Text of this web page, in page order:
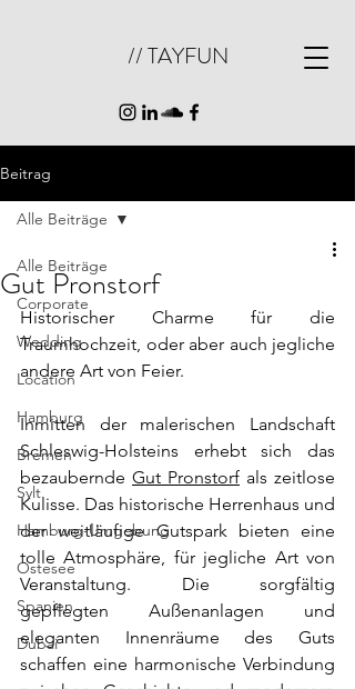
// TAYFUN
Beitrag
Alle Beiträge
Corporate
Wedding
Location
Hamburg
Bremen
Sylt
Hamburg-Umgebung
Ostesee
Spanien
Dubai
Alle Beiträge
Gut Pronstorf
Historischer Charme für die
Traumhochzeit, oder aber auch jegliche
andere Art von Feier.
Inmitten der malerischen Landschaft
Schleswig-Holsteins erhebt sich das
bezaubernde Gut Pronstorf als zeitlose
Kulisse. Das historische Herrenhaus und
der weitläufige Gutspark bieten eine
tolle Atmosphäre, für jegliche Art von
Veranstaltung. Die sorgfältig
gepflegten Außenanlagen und
eleganten Innenräume des Guts
schaffen eine harmonische Verbindung